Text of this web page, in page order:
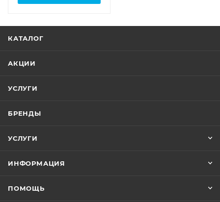
КАТАЛОГ
АКЦИИ
УСЛУГИ
БРЕНДЫ
УСЛУГИ
ИНФОРМАЦИЯ
ПОМОЩЬ